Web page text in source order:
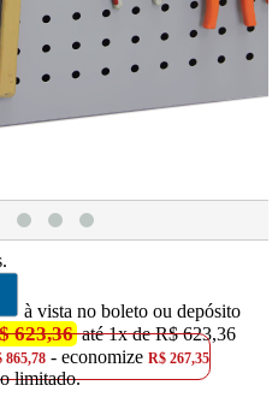
à vista no boleto ou depósito
623,36até 1x de R$ 623,36
865,78 - economizeR$ 267,35
limitado.